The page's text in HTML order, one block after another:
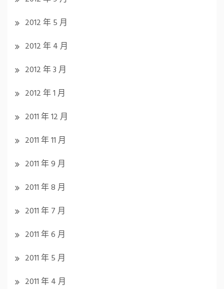
2012 年 5 月
2012 年 4 月
2012 年 3 月
2012 年 1 月
2011 年 12 月
2011 年 11 月
2011 年 9 月
2011 年 8 月
2011 年 7 月
2011 年 6 月
2011 年 5 月
2011 年 4 月